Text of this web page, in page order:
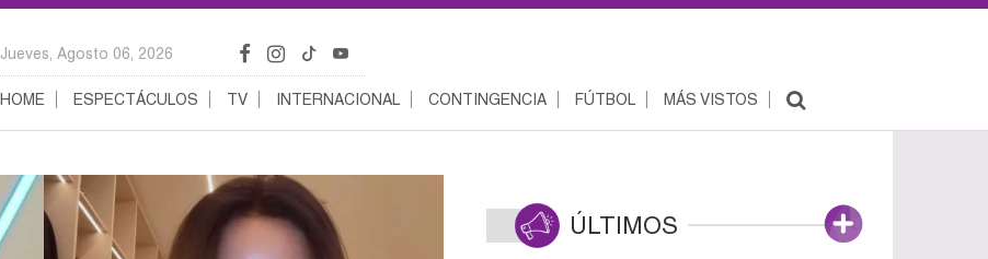
Jueves, Agosto 06, 2026
HOME ESPECTÁCULOS TV INTERNACIONAL CONTINGENCIA FÚTBOL MÁS VISTOS
ÚLTIMOS